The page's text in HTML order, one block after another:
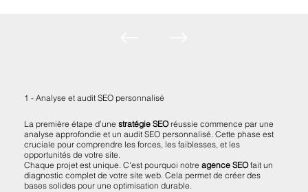
1 - Analyse et audit SEO personnalisé
La première étape d’une stratégie SEOréussie commence par une
analyse approfondie et un audit SEO personnalisé. Cette phase est
cruciale pour comprendre les forces, les faiblesses, et les
opportunités de votre site.
Chaque projet est unique. C'est pourquoi notre agence SEOfait un
diagnostic complet de votre site web. Cela permet de créer des
bases solides pour une optimisation durable.